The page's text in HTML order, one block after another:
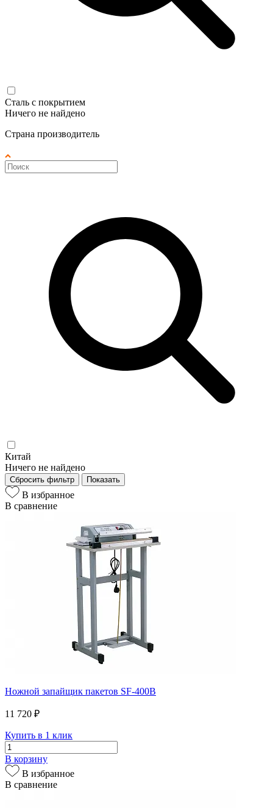
Сталь с покрытием
Ничего не найдено
Страна производитель
Китай
Ничего не найдено
Сбросить фильтр Показать
В избранное
В сравнение
Ножной запайщик пакетов SF-400В
11 720 ₽
Купить в 1 клик
В корзину
В избранное
В сравнение